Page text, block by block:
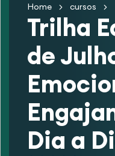
Home cursos
Trilha
de
Dia a